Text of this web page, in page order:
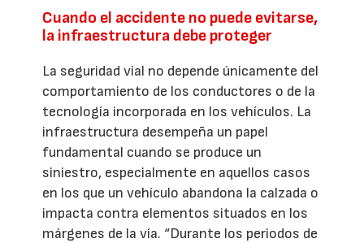
Cuando el accidente no puede evitarse,
la infraestructura debe proteger
La seguridad vial no depende únicamente del
comportamiento de los conductores o de la
tecnología incorporada en los vehículos. La
infraestructura desempeña un papel
fundamental cuando se produce un
siniestro, especialmente en aquellos casos
en los que un vehículo abandona la calzada o
impacta contra elementos situados en los
márgenes de la vía. “Durante los periodos de